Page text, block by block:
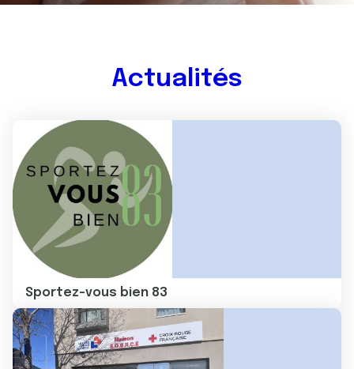
Actualités
Image
Sportez-vous bien 83
Image